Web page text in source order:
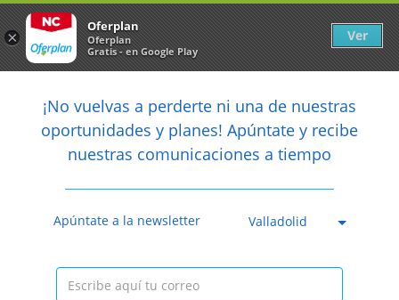

Caducada
Anterior
arrow_back Newsletter
¡No vuelvas a perderte ni una de nuestras
oportunidades y planes! Apúntate y recibe
nuestras comunicaciones a tiempo
Apúntate a la newsletter Valladolid
×
Oferplan
Oferplan
Gratis - en Google Play
Ver